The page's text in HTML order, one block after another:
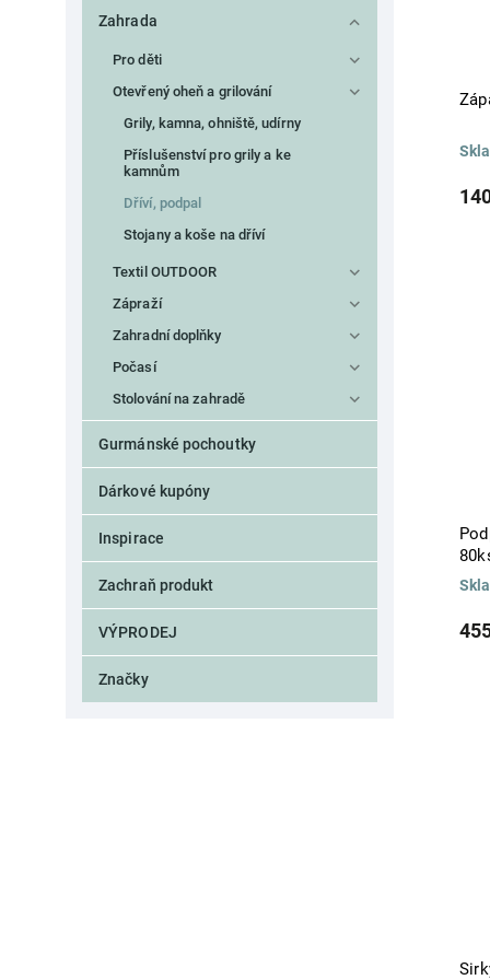
Zahrada
Pro děti
Otevřený oheň a grilování
Grily, kamna, ohniště, udírny
Příslušenství pro grily a ke
kamnům
Dříví, podpal
Stojany a koše na dříví
Textil OUTDOOR
Zápraží
Zahradní doplňky
Počasí
Stolování na zahradě
Gurmánské pochoutky
Dárkové kupóny
Inspirace
Zachraň produkt
VÝPRODEJ
Značky